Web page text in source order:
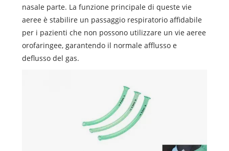
nasale parte. La funzione principale di queste vie
aeree è stabilire un passaggio respiratorio affidabile
per i pazienti che non possono utilizzare un vie aeree
orofaringee, garantendo il normale afflusso e
deflusso del gas.